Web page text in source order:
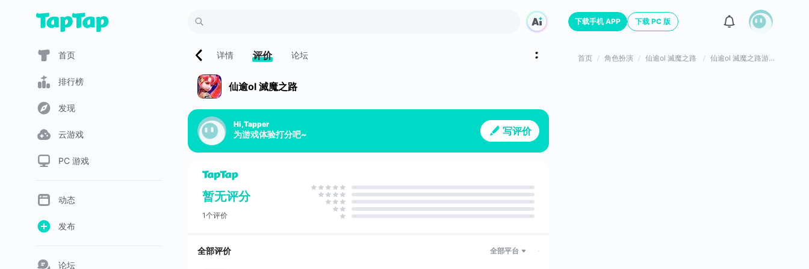
首页
排行榜
发现
云游戏
PC 游戏
动态
发布
论坛
详情 评价 论坛
仙逾ol 滅魔之路
Hi,Tapper
为游戏体验打分吧~ 写评价
暂无评分
1个评价
全部评价 全部平台
下载手机 APP 下载 PC 版
首页 角色扮演 仙逾ol 滅魔之路 仙逾ol 滅魔之路游戏评价